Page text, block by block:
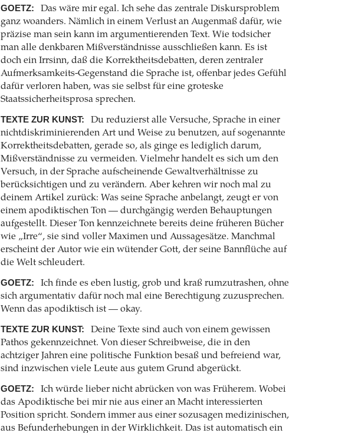
GOETZ:
Das wäre mir egal. Ich sehe das zentrale Diskursproblem
ganz woanders. Nämlich in einem Verlust an Augenmaß dafür, wie
präzise man sein kann im argumentierenden Text. Wie todsicher
man alle denkbaren Mißverständnisse ausschließen kann. Es ist
doch ein Irrsinn, daß die Korrektheitsdebatten, deren zentraler
Aufmerksamkeits-Gegenstand die Sprache ist, offenbar jedes Gefühl
dafür verloren haben, was sie selbst für eine groteske
Staatssicherheitsprosa sprechen.
TEXTE ZUR KUNST:
Du reduzierst alle Versuche, Sprache in einer
nichtdiskriminierenden Art und Weise zu benutzen, auf sogenannte
Korrektheitsdebatten, gerade so, als ginge es lediglich darum,
Mißverständnisse zu vermeiden. Vielmehr handelt es sich um den
Versuch, in der Sprache aufscheinende Gewaltverhältnisse zu
berücksichtigen und zu verändern. Aber kehren wir noch mal zu
deinem Artikel zurück: Was seine Sprache anbelangt, zeugt er von
einem apodiktischen Ton — durchgängig werden Behauptungen
aufgestellt. Dieser Ton kennzeichnete bereits deine früheren Bücher
wie „Irre“, sie sind voller Maximen und Aussagesätze. Manchmal
erscheint der Autor wie ein wütender Gott, der seine Bannflüche auf
die Welt schleudert.
GOETZ:
Ich finde es eben lustig, grob und kraß rumzutrashen, ohne
sich argumentativ dafür noch mal eine Berechtigung zuzusprechen.
Wenn das apodiktisch ist — okay.
TEXTE ZUR KUNST:
Deine Texte sind auch von einem gewissen
Pathos gekennzeichnet. Von dieser Schreibweise, die in den
achtziger Jahren eine politische Funktion besaß und befreiend war,
sind inzwischen viele Leute aus gutem Grund abgerückt.
GOETZ:
Ich würde lieber nicht abrücken von was Früherem. Wobei
das Apodiktische bei mir nie aus einer an Macht interessierten
Position spricht. Sondern immer aus einer sozusagen medizinischen,
aus Befunderhebungen in der Wirklichkeit. Das ist automatisch ein